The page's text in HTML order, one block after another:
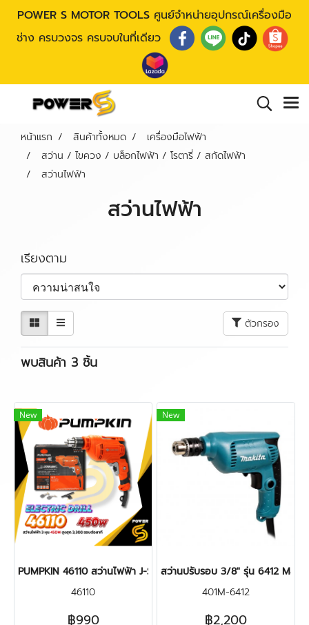
POWER S MOTOR TOOLS ศูนย์จำหน่ายอุปกรณ์เครื่องมือ
ช่าง ครบวงจร ครบจบในที่เดียว
หน้าแรก สินค้าทั้งหมด
เครื่องมือไฟฟ้า
สว่าน / ไขควง / บล็อกไฟฟ้า / โรตารี่ / สกัดไฟฟ้า
สว่านไฟฟ้า
สว่านไฟฟ้า
เรียงตาม
ตัวกรอง
พบสินค้า 3 ชิ้น
New
PUMPKIN 46110 สว่านไฟฟ้า J-Series J-D1034 3หุน 450W
46110
฿990
New
สว่านปรับรอบ 3/8" รุ่น 6412
401M-6412
฿2,200